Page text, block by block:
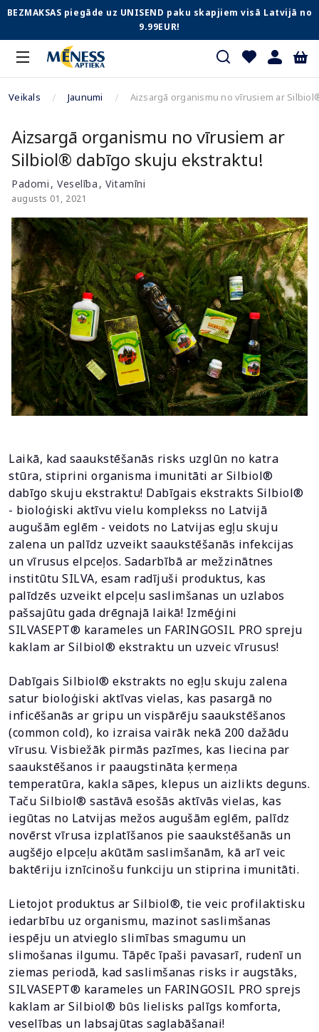
BEZMAKSAS piegāde uz UNISEND paku skapjiem visā Latvijā no
9.99EUR!
Veikals Jaunumi Aizsargā organismu no vīrusiem ar
Aizsargā organismu no vīrusiem ar
Silbiol® dabīgo skuju ekstraktu!
Padomi Veselība Vitamīni
augusts 01, 2021
Laikā, kad saaukstēšanās risks uzglūn no katra
stūra, stiprini organisma imunitāti ar Silbiol®
dabīgo skuju ekstraktu! Dabīgais ekstrakts Silbiol®
- bioloģiski aktīvu vielu komplekss no Latvijā
augušām eglēm - veidots no Latvijas egļu skuju
zalena un palīdz uzveikt saaukstēšanās infekcijas
un vīrusus elpceļos. Sadarbībā ar mežzinātnes
institūtu SILVA, esam radījuši produktus, kas
palīdzēs uzveikt elpceļu saslimšanas un uzlabos
pašsajūtu gada drēgnajā laikā! Izmēģini
SILVASEPT® karameles un FARINGOSIL PRO spreju
kaklam ar Silbiol® ekstraktu un uzveic vīrusus!
Dabīgais Silbiol® ekstrakts no egļu skuju zalena
satur bioloģiski aktīvas vielas, kas pasargā no
inficēšanās ar gripu un vispārēju saaukstēšanos
(common cold), ko izraisa vairāk nekā 200 dažādu
vīrusu. Visbiežāk pirmās pazīmes, kas liecina par
saaukstēšanos ir paaugstināta ķermeņa
temperatūra, kakla sāpes, klepus un aizlikts deguns.
Taču Silbiol® sastāvā esošās aktīvās vielas, kas
iegūtas no Latvijas mežos augušām eglēm, palīdz
novērst vīrusa izplatīšanos pie saaukstēšanās un
augšējo elpceļu akūtām saslimšanām, kā arī veic
baktēriju iznīcinošu funkciju un stiprina imunitāti.
Lietojot produktus ar Silbiol®, tie veic profilaktisku
iedarbību uz organismu, mazinot saslimšanas
iespēju un atvieglo slimības smagumu un
slimošanas ilgumu. Tāpēc īpaši pavasarī, rudenī un
ziemas periodā, kad saslimšanas risks ir augstāks,
SILVASEPT® karameles un FARINGOSIL PRO sprejs
kaklam ar Silbiol® būs lielisks palīgs komforta,
veselības un labsajūtas saglabāšanai!